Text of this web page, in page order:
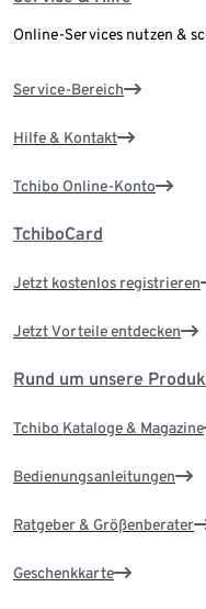
Online-Services nutzen &
Service-Bereich
Hilfe & Kontakt
Tchibo Online-Konto
TchiboCard
Jetzt kostenlos registrieren
Jetzt Vorteile entdecken
Rund um unsere
Tchibo Kataloge & Magazine
Bedienungsanleitungen
Ratgeber & Größenberater
Geschenkkarte